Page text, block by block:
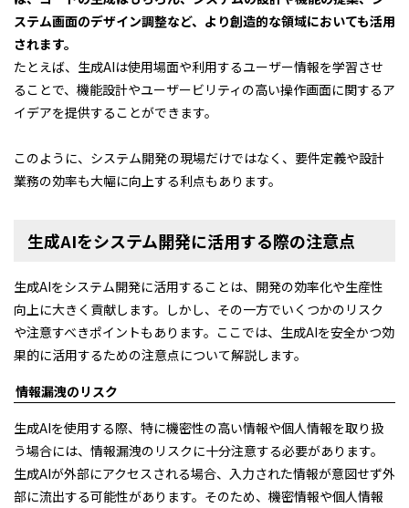
ステム画面のデザイン調整など、より創造的な領域においても活用
されます。
たとえば、生成AIは使用場面や利用するユーザー情報を学習させ
ることで、機能設計やユーザービリティの高い操作画面に関するア
イデアを提供することができます。
このように、システム開発の現場だけではなく、要件定義や設計
業務の効率も大幅に向上する利点もあります。
生成AIをシステム開発に活用する際の注意点
生成AIをシステム開発に活用することは、開発の効率化や生産性
向上に大きく貢献します。しかし、その一方でいくつかのリスク
や注意すべきポイントもあります。ここでは、生成AIを安全かつ効
果的に活用するための注意点について解説します。
情報漏洩のリスク
生成AIを使用する際、特に機密性の高い情報や個人情報を取り扱
う場合には、情報漏洩のリスクに十分注意する必要があります。
生成AIが外部にアクセスされる場合、入力された情報が意図せず外
部に流出する可能性があります。そのため、機密情報や個人情報